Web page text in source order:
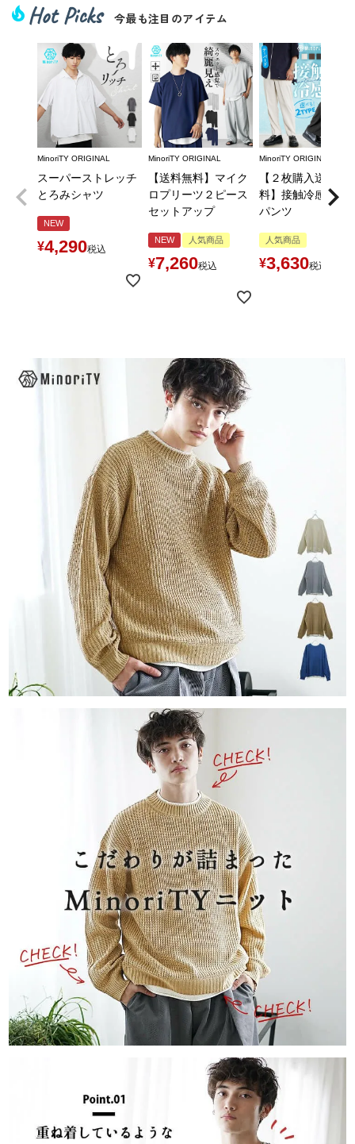
local_fire_department Hot Picks 今最も注目のアイテム
MinoriTY ORIGINAL
スーパーストレッチ
とろみシャツ
NEW
¥4,290税込
MinoriTY ORIGINAL
【送料無料】マイク
ロプリーツ２ピース
セットアップ
NEW 人気商品
¥7,260税込
MinoriTY ORIGINAL
【２枚購入送料無
料】接触冷感とろ
パンツ
人気商品
¥3,630税込